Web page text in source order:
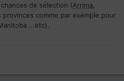
de sélection (Arrima
comme par exemple pour
...etc).